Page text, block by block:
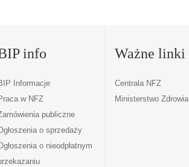
info
Informacje
w NFZ
publiczne
o sprzedaży
o nieodpłatnym
Ważne linki
Centrala NFZ
Ministerstwo Zdrowia